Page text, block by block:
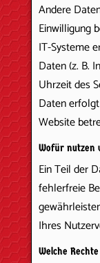
Andere
Einwilligung
IT-Systeme
Daten (z. B.
Uhrzeit des
Daten
Website
Wofür nutzen
Ein Teil der
fehlerfreie
Ihres
Welche